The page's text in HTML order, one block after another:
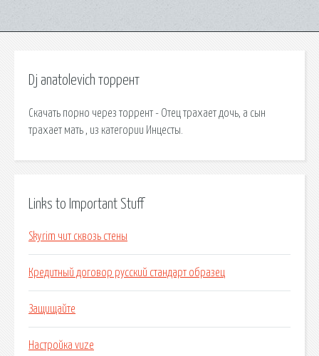
Dj anatolevich торрент
Скачать порно через торрент - Отец трахает дочь, а сын
трахает мать , из категории Инцесты.
Links to Important Stuff
Skyrim чит сквозь стены
Кредитный договор русский стандарт образец
Защищайте
Настройка vuze